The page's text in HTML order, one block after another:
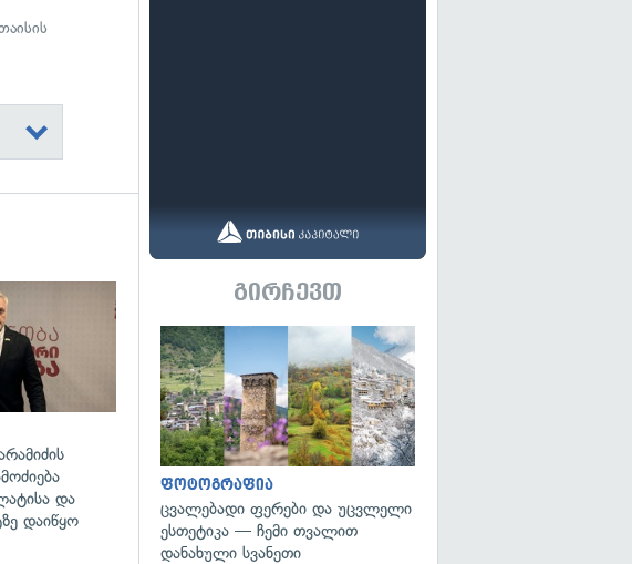
და
დაიწყო
გირჩევთ
ფოტოგრაფია
ცვალებადი ფერები და უცვლელი
ესთეტიკა — ჩემი თვალით
დანახული სვანეთი